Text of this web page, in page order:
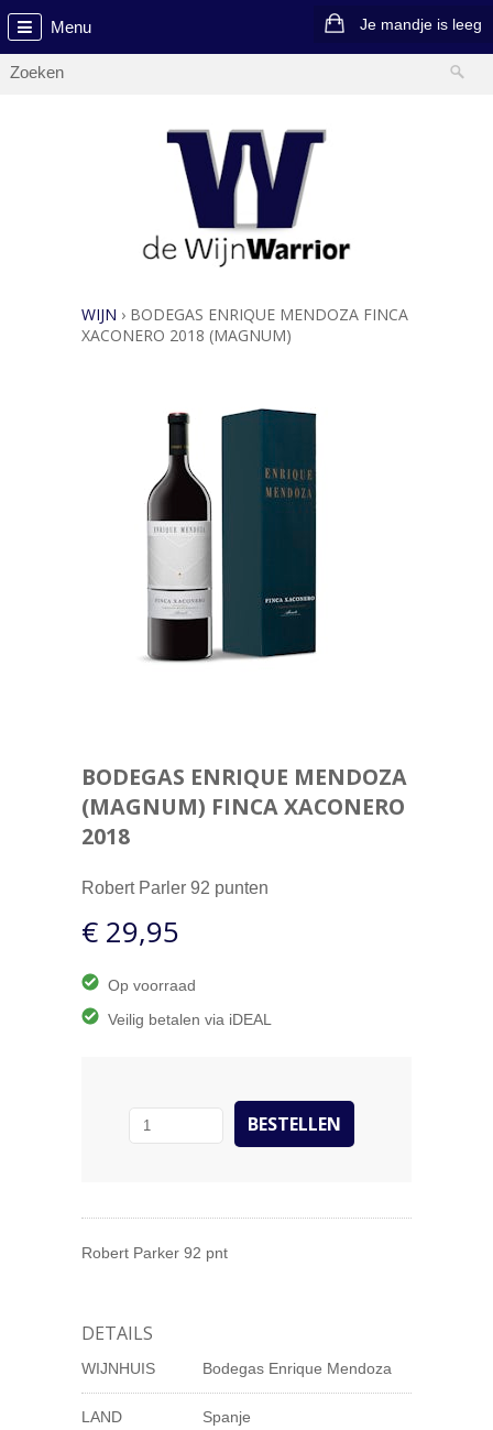
Menu Je mandje is leeg
WIJN › BODEGAS ENRIQUE MENDOZA FINCA
XACONERO 2018 (MAGNUM)
BODEGAS ENRIQUE MENDOZA
(MAGNUM) FINCA XACONERO
2018
Robert Parler 92 punten
€ 29,95
Op voorraad
Veilig betalen via iDEAL
Robert Parker 92 pnt
DETAILS
WIJNHUIS Bodegas Enrique Mendoza
LAND Spanje